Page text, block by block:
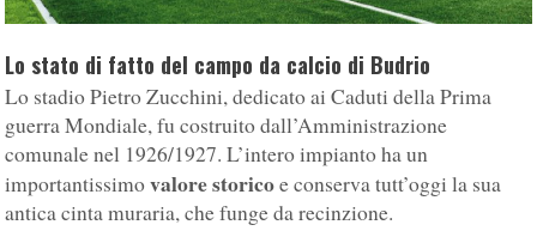
Lo stato di fatto del campo da calcio di Budrio
Lo stadio Pietro Zucchini, dedicato ai Caduti della Prima
guerra Mondiale, fu costruito dall’Amministrazione
comunale nel 1926/1927. L’intero impianto ha un
importantissimovalore storicoe conserva tutt’oggi la sua
antica cinta muraria, che funge da recinzione.